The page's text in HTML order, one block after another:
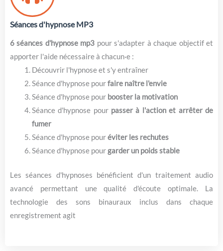
Séances d'hypnose MP3
6 séances d'hypnose mp3 pour s'adapter à chaque objectif et
apporter l'aide nécessaire à chacun·e :
Découvrir l'hypnose et s'y entraîner
Séance d'hypnose pourfaire naître l'envie
Séance d'hypnose pour booster la motivation
Séance d'hypnose pour passer à l'action et arrêter de
fumer
Séance d'hypnose pouréviter les rechutes
Séance d'hypnose pourgarder un poids stable
Les séances d'hypnoses bénéficient d'un traitement audio
avancé permettant une qualité d'écoute optimale. La
technologie des sons binauraux inclus dans chaque
enregistrement agit